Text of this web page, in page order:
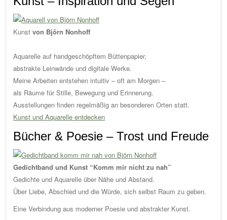
Kunstvon Björn Nonhoff
Aquarelle auf handgeschöpftem Büttenpapier,
abstrakte Leinwände und digitale Werke.
Meine Arbeiten entstehen intuitiv – oft am Morgen –
als Räume für Stille, Bewegung und Erinnerung.
Ausstellungen finden regelmäßig an besonderen Orten statt.
Kunst und Aquarelle entdecken
Bücher & Poesie – Trost und Freude
Gedichtband und Kunst “Komm mir nicht zu nah”
Gedichte und Aquarelle über Nähe und Abstand.
Über Liebe, Abschied und die Würde, sich selbst Raum zu geben.
Eine Verbindung aus moderner Poesie und abstrakter Kunst.